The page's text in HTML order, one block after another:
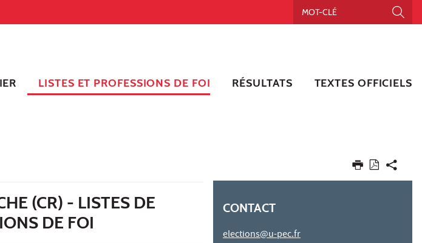
LISTES ET PROFESSIONS DE FOI RÉSULTATS TEXTES OFFICIELS
(CR) - LISTES DE
DE FOI
CONTACT
elections@u-pec.fr